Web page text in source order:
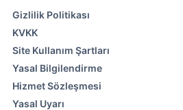
Gizlilik Politikası
KVKK
Site Kullanım Şartları
Yasal Bilgilendirme
Hizmet Sözleşmesi
Yasal Uyarı